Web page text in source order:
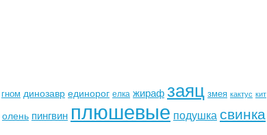
гном динозавр единорог елка жирафзаяц змея кактус кит
олень пингвин плюшевые подушка свинка